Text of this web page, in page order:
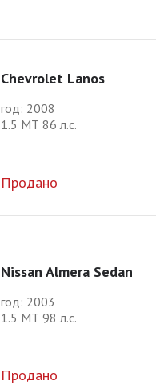
Chevrolet Lanos
год: 2008
1.5 МТ 86 л.с.
Продано
Nissan Almera Sedan
год: 2003
1.5 МТ 98 л.с.
Продано